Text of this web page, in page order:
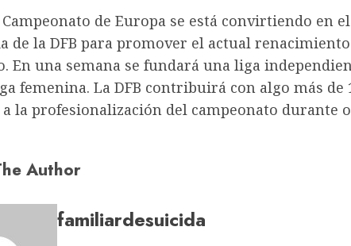
de Europa se está convirtiendo en
de la DFB para promover el actual
En una semana se fundará una liga
femenina. La DFB contribuirá con algo más de
la profesionalización del campeonato durante
Author
familiardesuicida